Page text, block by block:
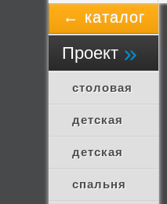
← каталог
Проект
столовая
детская
детская
спальня